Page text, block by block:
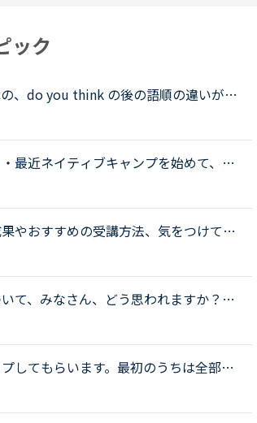
ック
、do you think の後の語順の違いがな
最近ネイティブキャンプを始めて、文
コニチハー」「チョトマテクダサー
やおすすめの受講方法、気をつけてい
はアウトプットも鍛えたいので、フ
て、みなさん、どう思われますか？私
校の文法の範囲が一通り終わらない
してもらいます。最初のうちは全部言
んぷんかんぷん。。とまでは言わなく